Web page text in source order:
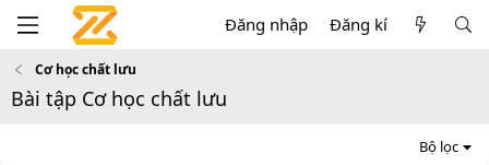
Đăng nhập Đăng kí
Cơ học chất lưu
Bài tập Cơ học chất lưu
Bộ lọc